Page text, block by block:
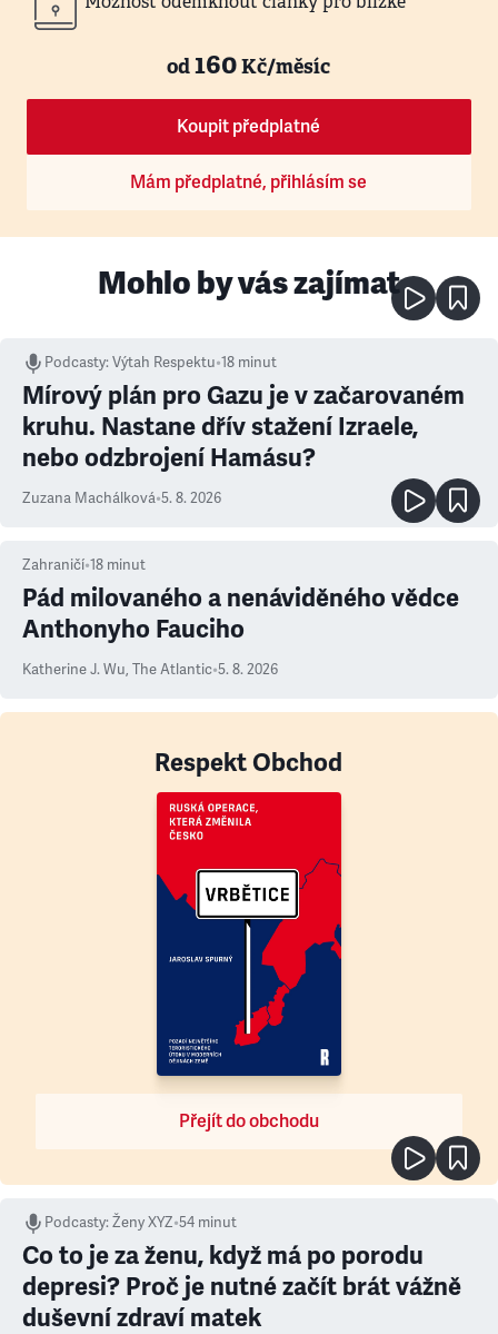
od160Kč/měsíc
Koupit předplatné
Mám předplatné, přihlásím se
Mohlo by vás zajímat
Podcasty:Výtah Respektu•18 minut
Mírový plán pro Gazu je v začarovaném
kruhu. Nastane dřív stažení Izraele,
nebo odzbrojení Hamásu?
Zuzana Machálková•5. 8. 2026
Zahraničí•18 minut
Pád milovaného a nenáviděného vědce
Anthonyho Fauciho
Katherine J. Wu, The Atlantic•5. 8. 2026
Respekt Obchod
Přejít do obchodu
Podcasty:Ženy XYZ•54 minut
Co to je za ženu, když má po porodu
depresi? Proč je nutné začít brát vážně
duševní zdraví matek